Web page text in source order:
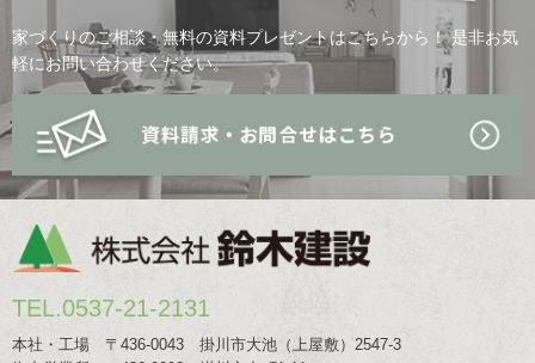
家づくりのご相談・無料の資料プレゼントはこちらから！是非お気
軽にお問い合わせください。
TEL.0537-21-2131
本社・工場 〒436-0043 掛川市大池（上屋敷）2547-3